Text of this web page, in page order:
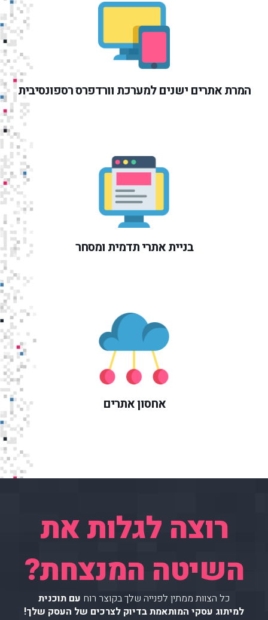
המרת אתרים ישנים למערכת וורדפרסרספונסיבית
בניית אתרי תדמית ומסחר
אחסון אתרים
רוצה לגלות את
השיטה המנצחת?
כל הצוות ממתין לפנייה שלך בקוצר רוח עם תוכנית
למיתוג עסקי המותאמת בדיוק לצרכים של העסק שלך!